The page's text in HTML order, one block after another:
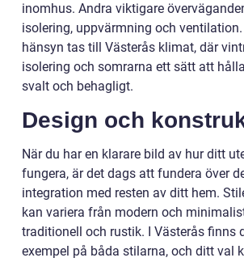
inomhus. Andra viktigare
isolering, uppvärmning och
hänsyn tas till Västerås klimat, där
isolering och somrarna ett sätt att
svalt och behagligt.
Design och
När du har en klarare bild av hur ditt
fungera, är det dags att fundera över
integration med resten av ditt hem.
kan variera från modern och
traditionell och rustik. I Västerås finns
exempel på båda stilarna, och ditt val